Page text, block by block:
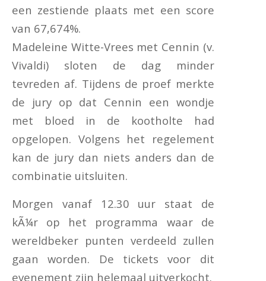
een zestiende plaats met een score
van 67,674%.
Madeleine Witte-Vrees met Cennin (v.
Vivaldi) sloten de dag minder
tevreden af. Tijdens de proef merkte
de jury op dat Cennin een wondje
met bloed in de kootholte had
opgelopen. Volgens het regelement
kan de jury dan niets anders dan de
combinatie uitsluiten.
Morgen vanaf 12.30 uur staat de
kÃ¼r op het programma waar de
wereldbeker punten verdeeld zullen
gaan worden. De tickets voor dit
evenement zijn helemaal uitverkocht.